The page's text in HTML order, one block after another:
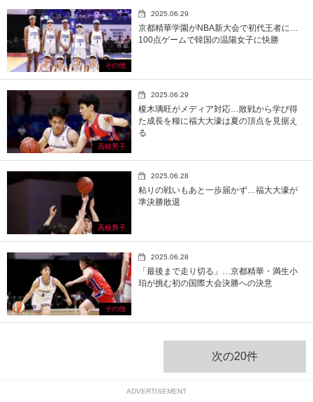
その他
2025.06.29
京都精華学園がNBA新大会で初代王者に…
100点ゲームで韓国の温陽女子に快勝
高校男子
2025.06.29
榎木璃旺がメディア対応…敗戦から学び得
た成長を糧に福大大濠は夏の頂点を見据え
る
高校男子
2025.06.28
粘りの戦いもあと一歩届かず…福大大濠が
準決勝敗退
その他
2025.06.28
「最後まで走り切る」…京都精華・満生小
珀が挑む初の国際大会決勝への決意
次の20件
ADVERTISEMENT